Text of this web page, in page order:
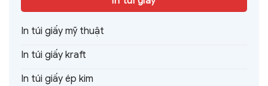
In túi giấy mỹ thuật
In túi giấy kraft
In túi giấy ép kim